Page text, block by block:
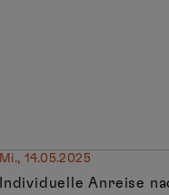
Mi., 14.05.2025
Individuelle Anreise